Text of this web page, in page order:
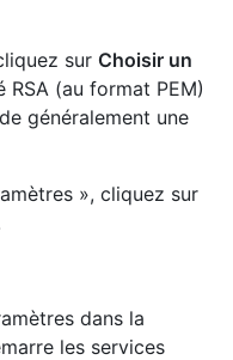
sur Choisir un
RSA (au format PEM)
généralement une
», cliquez sur
dans la
les services